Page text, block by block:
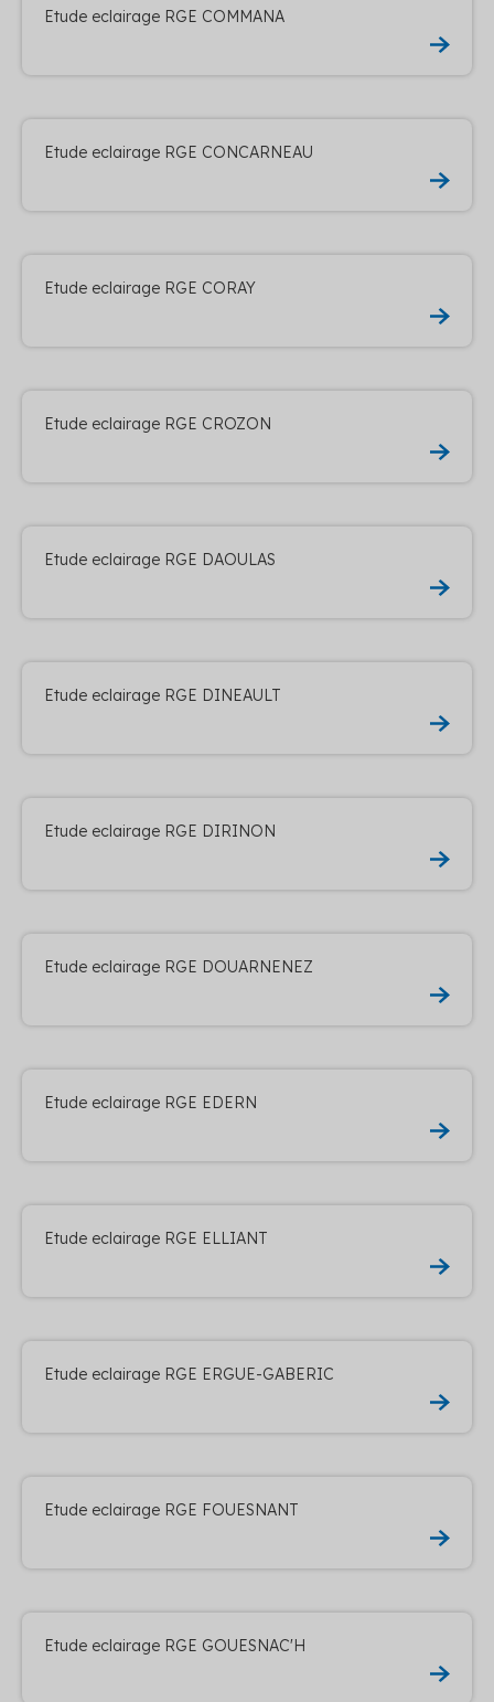
Etude eclairage RGE COMMANA
Etude eclairage RGE CONCARNEAU
Etude eclairage RGE CORAY
Etude eclairage RGE CROZON
Etude eclairage RGE DAOULAS
Etude eclairage RGE DINEAULT
Etude eclairage RGE DIRINON
Etude eclairage RGE DOUARNENEZ
Etude eclairage RGE EDERN
Etude eclairage RGE ELLIANT
Etude eclairage RGE ERGUE-GABERIC
Etude eclairage RGE FOUESNANT
Etude eclairage RGE GOUESNAC'H